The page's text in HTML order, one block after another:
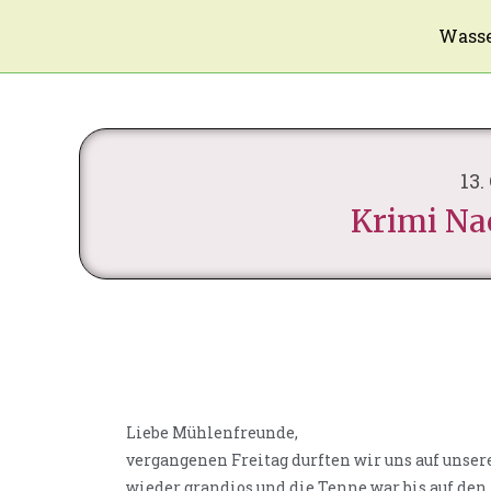
Krimi
Liebe Mühlenfreunde,
vergangenen Freitag durften wir uns auf